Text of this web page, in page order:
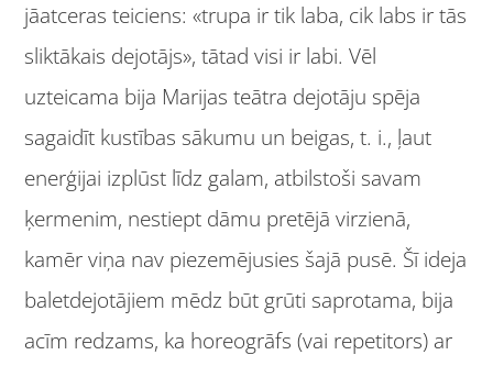
jāatceras teiciens: «trupa ir tik laba, cik labs ir tās
sliktākais dejotājs», tātad visi ir labi. Vēl
uzteicama bija Marijas teātra dejotāju spēja
sagaidīt kustības sākumu un beigas, t. i., ļaut
enerģijai izplūst līdz galam, atbilstoši savam
ķermenim, nestiept dāmu pretējā virzienā,
kamēr viņa nav piezemējusies šajā pusē. Šī ideja
baletdejotājiem mēdz būt grūti saprotama, bija
acīm redzams, ka horeogrāfs (vai repetitors) ar